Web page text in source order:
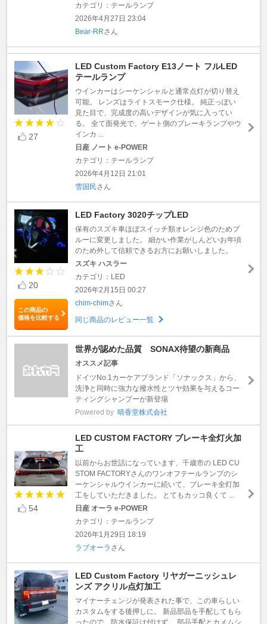
カテゴリ：テールランプ
2026年4月27日 23:04
Bear-RRさん
27
LED Custom Factory E13ノート フルLED
テールランプ
ウインカーはシーケンシャルと通常点灯が切り替え
可能。 レンズはライトスモーク仕様。 純正っぽい
見た目で、完成度の高いデザインが気に入ってい
る。 全て面発光で、ゲート側のブレーキランプやウ
インカ ...
日産 ノート e-POWER
カテゴリ：テールランプ
2026年4月12日 21:01
雪国民さん
20
この商品の
価格を比較する
LED Factory 3020チップLED
保有のスズキ車ほぼスイッチ類オレンジ色のためブ
ルーに変更しました。 細かい作業がしんどいお年頃
のため外して信頼できるお方にお願いしました。
スズキ ハスラー
カテゴリ：LED
2026年2月15日 00:27
chim-chimさん
同じ商品のレビュー一覧
世界が認めた品質 SONAX待望の新商品
オススメ記事
ドイツNo.1カーケアブランド「ソナックス」から、
洗浄と同時に強力な撥水性とツヤ効果を与えるコー
ティングシャンプーが新登場
Powered by 晴香堂株式会社
54
LED CUSTOM FACTORY ブレーキ全灯火加
工
以前からお世話になっています、千歳市の LED CU
STOM FACTORYさんのワンオフテールランプのシ
ーケンシャルウインカーに続いて、ブレーキ全灯加
工をしていただきました。 とてもカッコ良くて ...
日産 オーラ e-POWER
カテゴリ：テールランプ
2026年1月29日 18:19
ラブオーラ さん
LED Custom Factory リヤガーニッシュレ
ンズ アクリル点灯加工
マイナーチェンジが発表された事で、この車らしい
カスタムをする後押しに。 新品部品を手配してもら
ったので、防水保証は付けず。 部品手配とカメムシ